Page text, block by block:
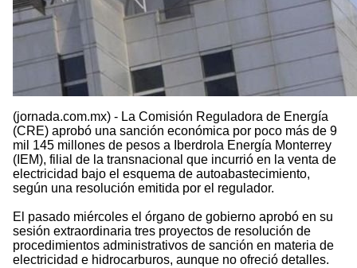
(jornada.com.mx) - La Comisión Reguladora de Energía
(CRE) aprobó una sanción económica por poco más de 9
mil 145 millones de pesos a Iberdrola Energía Monterrey
(IEM), filial de la transnacional que incurrió en la venta de
electricidad bajo el esquema de autoabastecimiento,
según una resolución emitida por el regulador.
El pasado miércoles el órgano de gobierno aprobó en su
sesión extraordinaria tres proyectos de resolución de
procedimientos administrativos de sanción en materia de
electricidad e hidrocarburos, aunque no ofreció detalles.